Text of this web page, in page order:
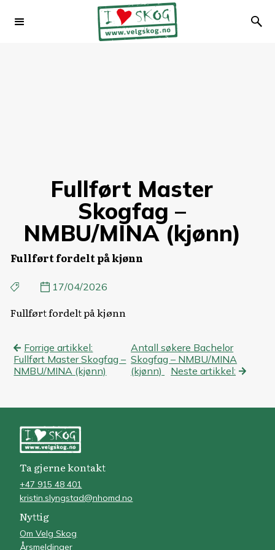
Fullført Master
Skogfag –
NMBU/MINA (kjønn)
Fullført fordelt på kjønn
17/04/2026
Fullført fordelt på kjønn
Innleggsnavigasjon
Forrige artikkel:
Fullført Master Skogfag –
NMBU/MINA (kjønn)
Antall søkere Bachelor
Skogfag – NMBU/MINA
(kjønn)
Neste artikkel:
Ta gjerne kontakt
+47 915 48 401
kristin.slyngstad@nhomd.no
Nyttig
Om Velg Skog
Årsmeldinger